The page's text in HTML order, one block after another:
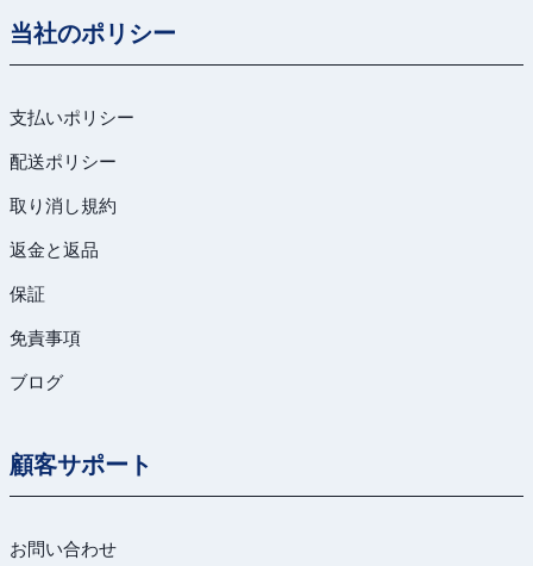
当社のポリシー
支払いポリシー
配送ポリシー
取り消し規約
返金と返品
保証
免責事項
ブログ
顧客サポート
お問い合わせ